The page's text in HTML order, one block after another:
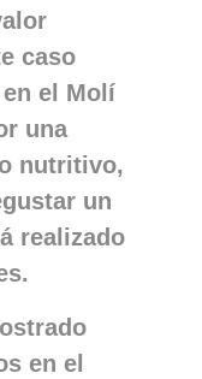
caso
el Molí
una
nutritivo,
un
realizado
en el